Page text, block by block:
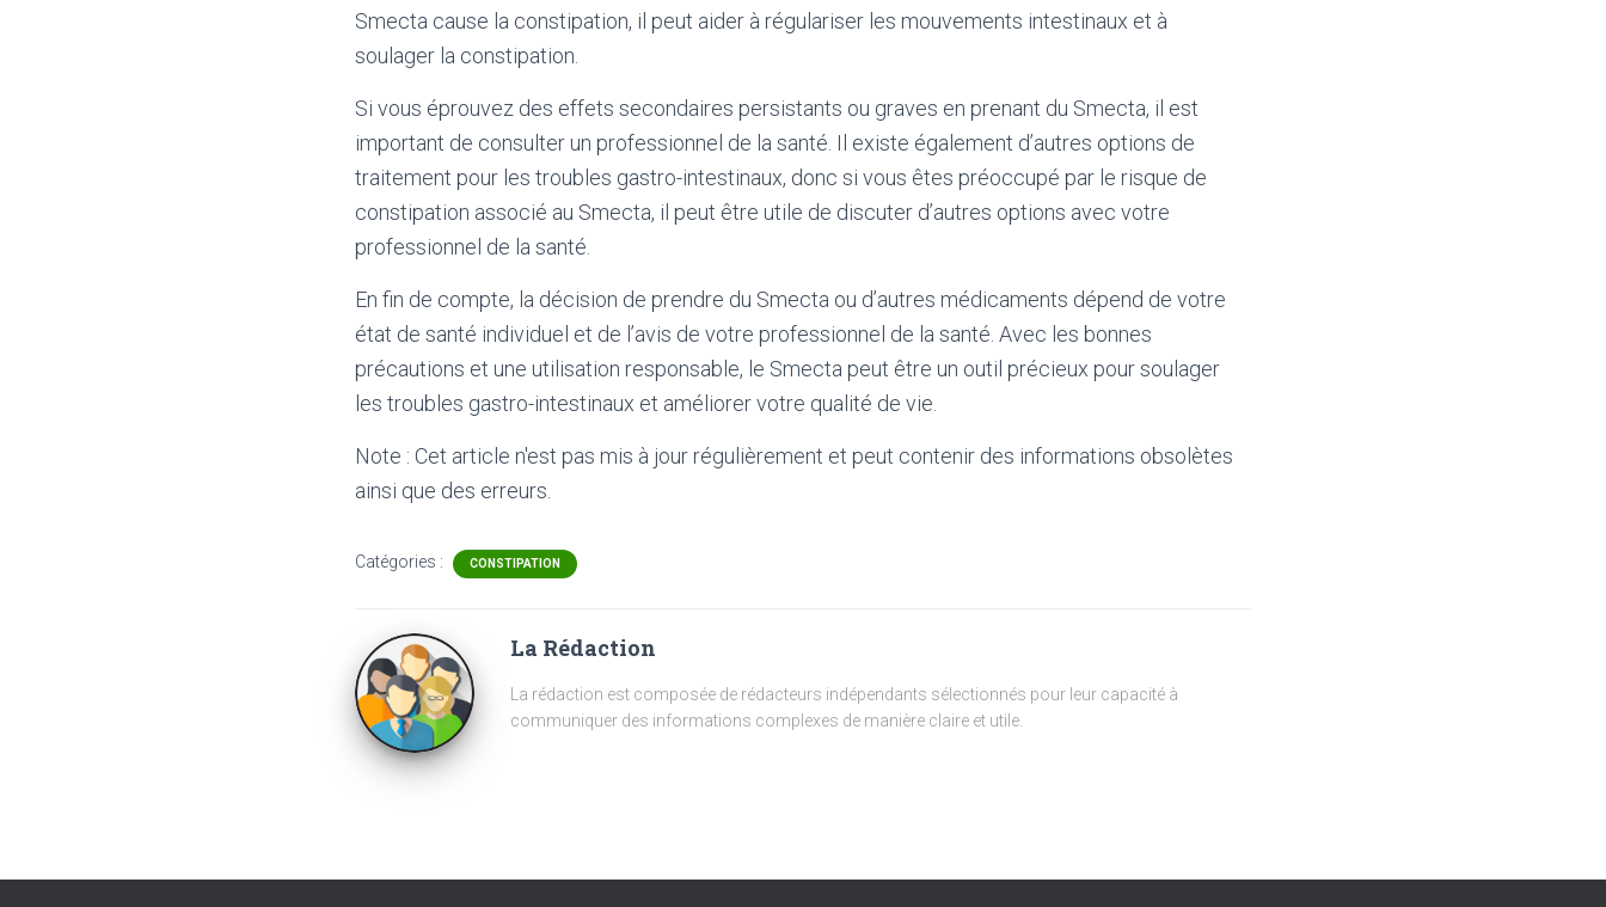
Smecta cause la constipation, il peut aider à régulariser les mouvements intestinaux et à
soulager la constipation.
Si vous éprouvez des effets secondaires persistants ou graves en prenant du Smecta, il est
important de consulter un professionnel de la santé. Il existe également d’autres options de
traitement pour les troubles gastro-intestinaux, donc si vous êtes préoccupé par le risque de
constipation associé au Smecta, il peut être utile de discuter d’autres options avec votre
professionnel de la santé.
En fin de compte, la décision de prendre du Smecta ou d’autres médicaments dépend de votre
état de santé individuel et de l’avis de votre professionnel de la santé. Avec les bonnes
précautions et une utilisation responsable, le Smecta peut être un outil précieux pour soulager
les troubles gastro-intestinaux et améliorer votre qualité de vie.
Note : Cet article n'est pas mis à jour régulièrement et peut contenir des informations obsolètes
ainsi que des erreurs.
Catégories : CONSTIPATION
La Rédaction
La rédaction est composée de rédacteurs indépendants sélectionnés pour leur capacité à
communiquer des informations complexes de manière claire et utile.